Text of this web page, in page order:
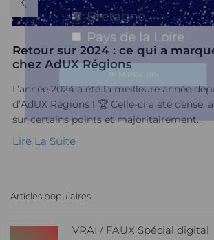
Bretagne
Pays de la Loire
Retour sur 2024 : ce qui a
chez AdUX Régions
L’année 2024 a été la meilleure année
d’AdUX Régions ! 🏆 Celle-ci a été dense,
sur certains points et majoritairement...
Lire La Suite
Articles populaires
VRAI / FAUX Spécial digital